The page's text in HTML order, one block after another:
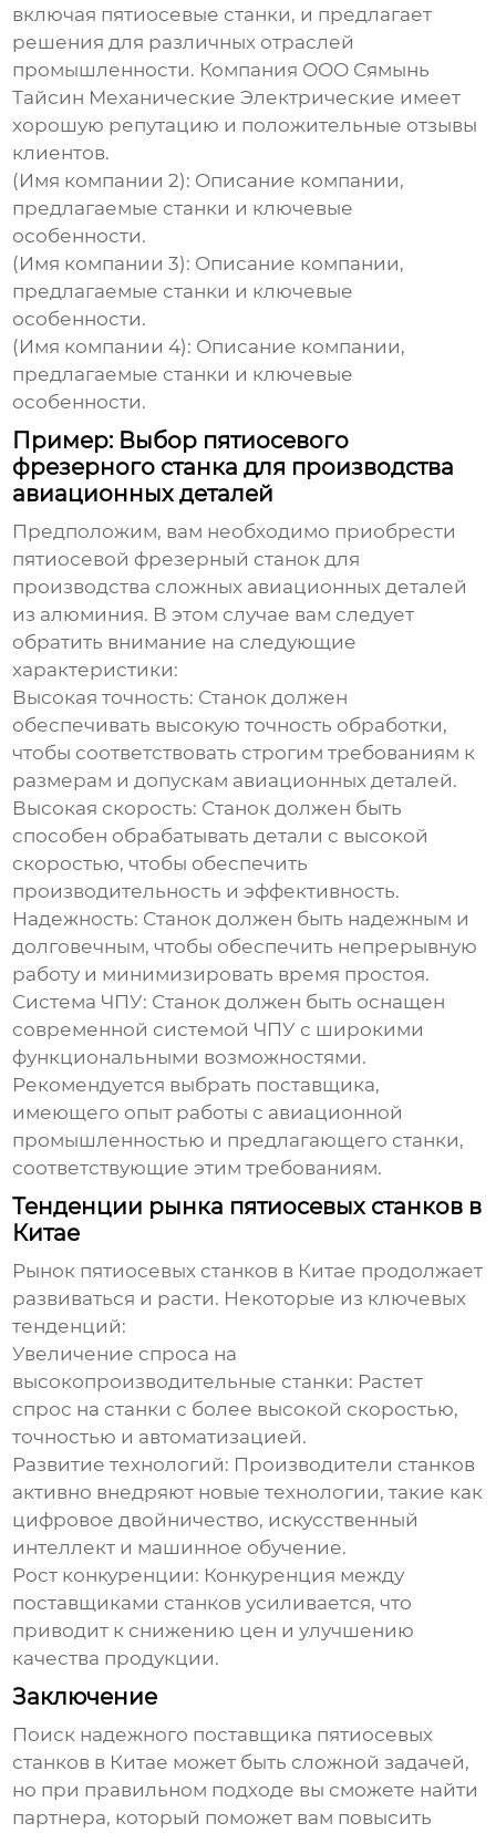
включая пятиосевые станки, и предлагает
решения для различных отраслей
промышленности. Компания ООО Сямынь
Тайсин Механические Электрические имеет
хорошую репутацию и положительные отзывы
клиентов.
(Имя компании 2): Описание компании,
предлагаемые станки и ключевые
особенности.
(Имя компании 3): Описание компании,
предлагаемые станки и ключевые
особенности.
(Имя компании 4): Описание компании,
предлагаемые станки и ключевые
особенности.
Пример: Выбор пятиосевого
фрезерного станка для производства
авиационных деталей
Предположим, вам необходимо приобрести
пятиосевой фрезерный станок для
производства сложных авиационных деталей
из алюминия. В этом случае вам следует
обратить внимание на следующие
характеристики:
Высокая точность: Станок должен
обеспечивать высокую точность обработки,
чтобы соответствовать строгим требованиям к
размерам и допускам авиационных деталей.
Высокая скорость: Станок должен быть
способен обрабатывать детали с высокой
скоростью, чтобы обеспечить
производительность и эффективность.
Надежность: Станок должен быть надежным и
долговечным, чтобы обеспечить непрерывную
работу и минимизировать время простоя.
Система ЧПУ: Станок должен быть оснащен
современной системой ЧПУ с широкими
функциональными возможностями.
Рекомендуется выбрать поставщика,
имеющего опыт работы с авиационной
промышленностью и предлагающего станки,
соответствующие этим требованиям.
Тенденции рынка пятиосевых станков в
Китае
Рынок пятиосевых станков в Китае продолжает
развиваться и расти. Некоторые из ключевых
тенденций:
Увеличение спроса на
высокопроизводительные станки: Растет
спрос на станки с более высокой скоростью,
точностью и автоматизацией.
Развитие технологий: Производители станков
активно внедряют новые технологии, такие как
цифровое двойничество, искусственный
интеллект и машинное обучение.
Рост конкуренции: Конкуренция между
поставщиками станков усиливается, что
приводит к снижению цен и улучшению
качества продукции.
Заключение
Поиск надежного поставщика пятиосевых
станков в Китае может быть сложной задачей,
но при правильном подходе вы сможете найти
партнера, который поможет вам повысить